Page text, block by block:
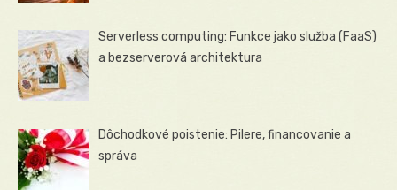
Serverless computing: Funkce jako služba (FaaS)
a bezserverová architektura
Dôchodkové poistenie: Pilere, financovanie a
správa